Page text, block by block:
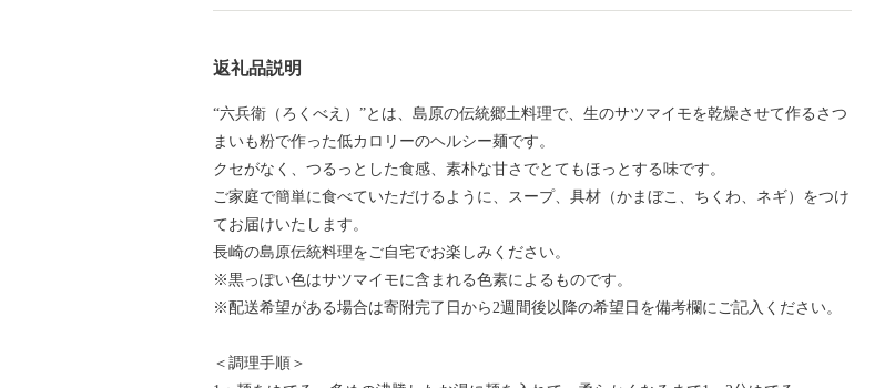
返礼品説明
“六兵衛（ろくべえ）”とは、島原の伝統郷土料理で、生のサツマイモを乾燥させて作るさつ
まいも粉で作った低カロリーのヘルシー麺です。
クセがなく、つるっとした食感、素朴な甘さでとてもほっとする味です。
ご家庭で簡単に食べていただけるように、スープ、具材（かまぼこ、ちくわ、ネギ）をつけ
てお届けいたします。
長崎の島原伝統料理をご自宅でお楽しみください。
※黒っぽい色はサツマイモに含まれる色素によるものです。
※配送希望がある場合は寄附完了日から2週間後以降の希望日を備考欄にご記入ください。
＜調理手順＞